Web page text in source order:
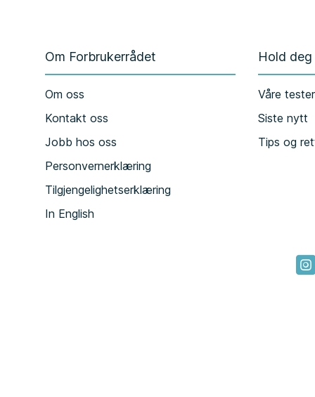
Om Forbrukerrådet
Om oss
Kontakt oss
Jobb hos oss
Personvernerklæring
Tilgjengelighetserklæring
In English
Hold
Våre tester
Siste nytt
Tips og